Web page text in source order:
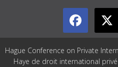
Hague Conference on Private
Haye de droit international